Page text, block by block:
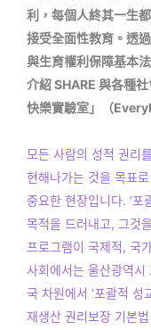
利，每個人終其一生
接受全面性教育。透
與生育權利保障基本
介紹 SHARE 與各種
快樂實驗室」（
모든 사람의 성적 권리
현해나가는 것을 목표
중요한 현장입니다. ‘포
목적을 드러내고, 그것
프로그램이 국제적, 국
사회에서는 울산광역
국 차원에서 ‘포괄적 성
재생산 권리보장 기본